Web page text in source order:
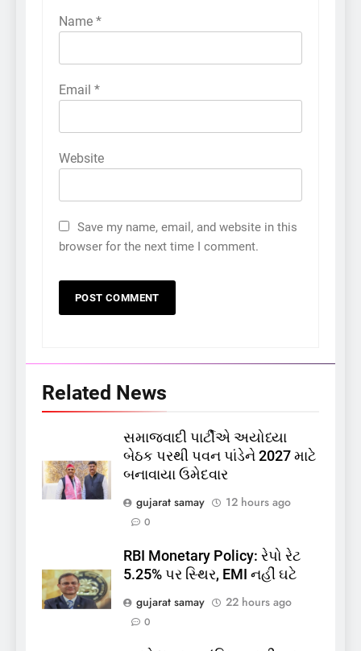
Name *
Email *
Website
Save my name, email, and website in this
browser for the next time I comment.
Related News
સમાજવાદી પાર્ટીએ અયોધ્યા
બેઠક પરથી પવન પાંડેને 2027 માટે
બનાવાયા ઉમેદવાર
gujarat samay
12 hours ago
0
RBI Monetary Policy: રેપો રેટ
5.25% પર સ્થિર, EMI નહીં ઘટે
gujarat samay
22 hours ago
0
5
કોડીનારના છારા દરિયાકાંઠે પાંચ
લાપતા
GUJARAT TOP NEWS
6
પાસપોર્ટ વેરિફિકેશન માટે હવે